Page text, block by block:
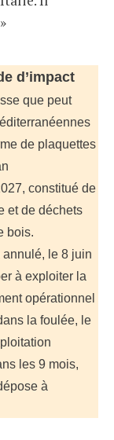
d’impact
que peut
de plaquettes
constitué de
et de déchets
bois.
le 8 juin
à exploiter la
opérationnel
la foulée, le
les 9 mois,
à